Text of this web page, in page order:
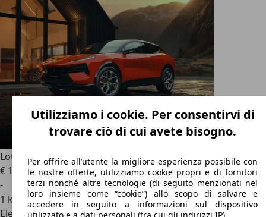
Lotus EletreX 1000 HP
€ 123.9001
-
1 km
Elettrica/Benzina
Utilizziamo i cookie. Per consentirvi di
trovare ciò di cui avete bisogno.
Per offrire all’utente la migliore esperienza possibile con
le nostre offerte, utilizziamo cookie propri e di fornitori
terzi nonché altre tecnologie (di seguito menzionati nel
loro insieme come “cookie”) allo scopo di salvare e
accedere in seguito a informazioni sul dispositivo